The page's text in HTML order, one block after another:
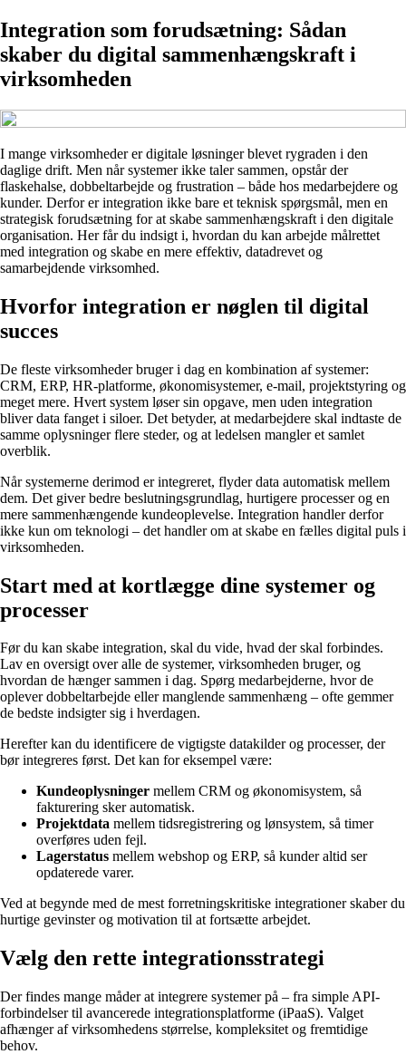
Integration som forudsætning: Sådan
skaber du digital sammenhængskraft i
virksomheden
I mange virksomheder er digitale løsninger blevet rygraden i den
daglige drift. Men når systemer ikke taler sammen, opstår der
flaskehalse, dobbeltarbejde og frustration – både hos medarbejdere og
kunder. Derfor er integration ikke bare et teknisk spørgsmål, men en
strategisk forudsætning for at skabe sammenhængskraft i den digitale
organisation. Her får du indsigt i, hvordan du kan arbejde målrettet
med integration og skabe en mere effektiv, datadrevet og
samarbejdende virksomhed.
Hvorfor integration er nøglen til digital
succes
De fleste virksomheder bruger i dag en kombination af systemer:
CRM, ERP, HR-platforme, økonomisystemer, e-mail, projektstyring og
meget mere. Hvert system løser sin opgave, men uden integration
bliver data fanget i siloer. Det betyder, at medarbejdere skal indtaste de
samme oplysninger flere steder, og at ledelsen mangler et samlet
overblik.
Når systemerne derimod er integreret, flyder data automatisk mellem
dem. Det giver bedre beslutningsgrundlag, hurtigere processer og en
mere sammenhængende kundeoplevelse. Integration handler derfor
ikke kun om teknologi – det handler om at skabe en fælles digital puls i
virksomheden.
Start med at kortlægge dine systemer og
processer
Før du kan skabe integration, skal du vide, hvad der skal forbindes.
Lav en oversigt over alle de systemer, virksomheden bruger, og
hvordan de hænger sammen i dag. Spørg medarbejderne, hvor de
oplever dobbeltarbejde eller manglende sammenhæng – ofte gemmer
de bedste indsigter sig i hverdagen.
Herefter kan du identificere de vigtigste datakilder og processer, der
bør integreres først. Det kan for eksempel være:
Kundeoplysninger mellem CRM og økonomisystem, så
fakturering sker automatisk.
Projektdata mellem tidsregistrering og lønsystem, så timer
overføres uden fejl.
Lagerstatus mellem webshop og ERP, så kunder altid ser
opdaterede varer.
Ved at begynde med de mest forretningskritiske integrationer skaber du
hurtige gevinster og motivation til at fortsætte arbejdet.
Vælg den rette integrationsstrategi
Der findes mange måder at integrere systemer på – fra simple API-
forbindelser til avancerede integrationsplatforme (iPaaS). Valget
afhænger af virksomhedens størrelse, kompleksitet og fremtidige
behov.